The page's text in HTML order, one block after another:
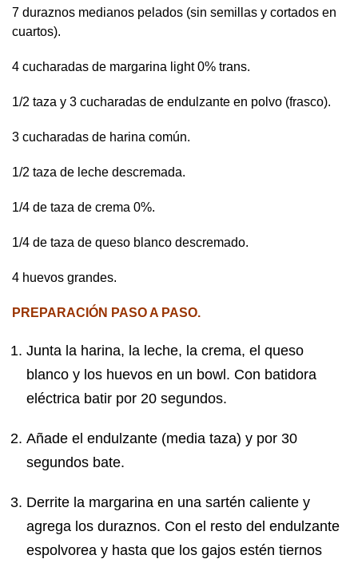
7 duraznos medianos pelados (sin semillas y cortados en
cuartos).
4 cucharadas de margarina light 0% trans.
1/2 taza y 3 cucharadas de endulzante en polvo (frasco).
3 cucharadas de harina común.
1/2 taza de leche descremada.
1/4 de taza de crema 0%.
1/4 de taza de queso blanco descremado.
4 huevos grandes.
PREPARACIÓN PASO A PASO.
Junta la harina, la leche, la crema, el queso
blanco y los huevos en un bowl. Con batidora
eléctrica batir por 20 segundos.
Añade el endulzante (media taza) y por 30
segundos bate.
Derrite la margarina en una sartén caliente y
agrega los duraznos. Con el resto del endulzante
espolvorea y hasta que los gajos estén tiernos